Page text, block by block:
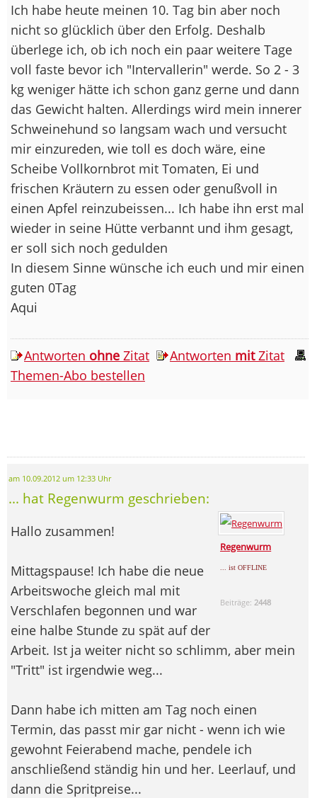
Ich habe heute meinen 10. Tag bin aber noch
nicht so glücklich über den Erfolg. Deshalb
überlege ich, ob ich noch ein paar weitere Tage
voll faste bevor ich "Intervallerin" werde. So 2 - 3
kg weniger hätte ich schon ganz gerne und dann
das Gewicht halten. Allerdings wird mein innerer
Schweinehund so langsam wach und versucht
mir einzureden, wie toll es doch wäre, eine
Scheibe Vollkornbrot mit Tomaten, Ei und
frischen Kräutern zu essen oder genußvoll in
einen Apfel reinzubeissen... Ich habe ihn erst mal
wieder in seine Hütte verbannt und ihm gesagt,
er soll sich noch gedulden
In diesem Sinne wünsche ich euch und mir einen
guten 0Tag
Aqui
Antworten ohne Zitat Antworten mitZitat
Themen-Abo bestellen
am 10.09.2012 um 12:33 Uhr
... hat Regenwurm geschrieben:
Regenwurm
... ist OFFLINE
Beiträge: 2448
Hallo zusammen!
Mittagspause! Ich habe die neue
Arbeitswoche gleich mal mit
Verschlafen begonnen und war
eine halbe Stunde zu spät auf der
Arbeit. Ist ja weiter nicht so schlimm, aber mein
"Tritt" ist irgendwie weg...
Dann habe ich mitten am Tag noch einen
Termin, das passt mir gar nicht - wenn ich wie
gewohnt Feierabend mache, pendele ich
anschließend ständig hin und her. Leerlauf, und
dann die Spritpreise...